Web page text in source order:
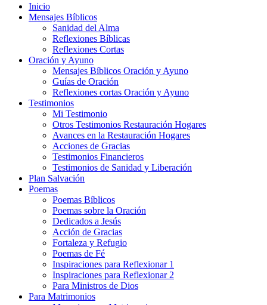
Inicio
Mensajes Bíblicos
Sanidad del Alma
Reflexiones Bíblicas
Reflexiones Cortas
Oración y Ayuno
Mensajes Bíblicos Oración y Ayuno
Guías de Oración
Reflexiones cortas Oración y Ayuno
Testimonios
Mi Testimonio
Otros Testimonios Restauración Hogares
Avances en la Restauración Hogares
Acciones de Gracias
Testimonios Financieros
Testimonios de Sanidad y Liberación
Plan Salvación
Poemas
Poemas Bíblicos
Poemas sobre la Oración
Dedicados a Jesús
Acción de Gracias
Fortaleza y Refugio
Poemas de Fé
Inspiraciones para Reflexionar 1
Inspiraciones para Reflexionar 2
Para Ministros de Dios
Para Matrimonios